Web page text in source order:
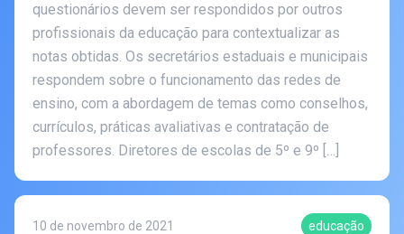
questionários devem ser respondidos por outros
profissionais da educação para contextualizar as
notas obtidas. Os secretários estaduais e municipais
respondem sobre o funcionamento das redes de
ensino, com a abordagem de temas como conselhos,
currículos, práticas avaliativas e contratação de
professores. Diretores de escolas de 5º e 9º […]
10 de novembro de 2021 educação